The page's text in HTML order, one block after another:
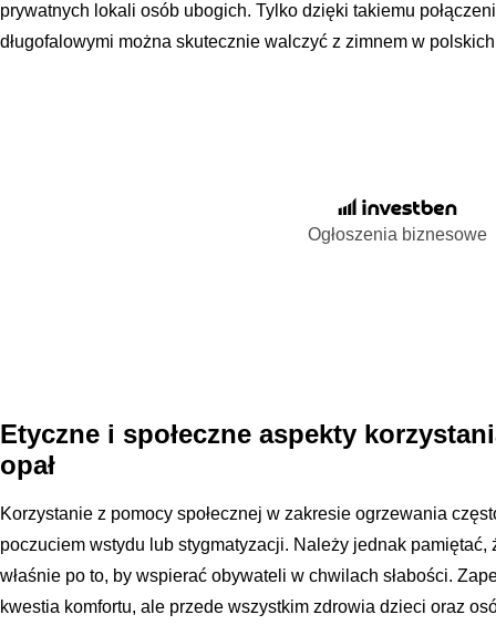
prywatnych lokali osób ubogich. Tylko dzięki takiemu
długofalowymi można skutecznie walczyć z zimnem w
Ogłoszenia biznesowe
Etyczne i społeczne aspekty
opał
Korzystanie z pomocy społecznej w zakresie ogrzewania
poczuciem wstydu lub stygmatyzacji. Należy jednak pamiętać,
właśnie po to, by wspierać obywateli w chwilach słabości.
kwestia komfortu, ale przede wszystkim zdrowia dzieci oraz